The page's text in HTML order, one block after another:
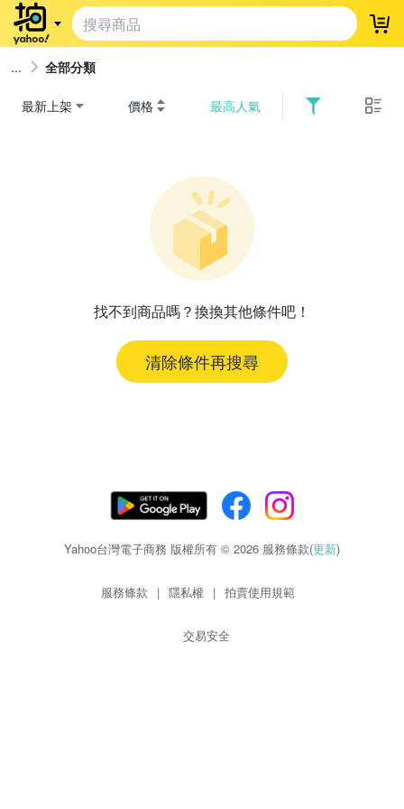
登
全部分類
最新上架 價格 最高人氣
找不到商品嗎？換換其他條件吧！
清除條件再搜尋
Yahoo台灣電子商務 版權所有 © 2026 服務條款(更新)
服務條款 | 隱私權 | 拍賣使用規範
交易安全